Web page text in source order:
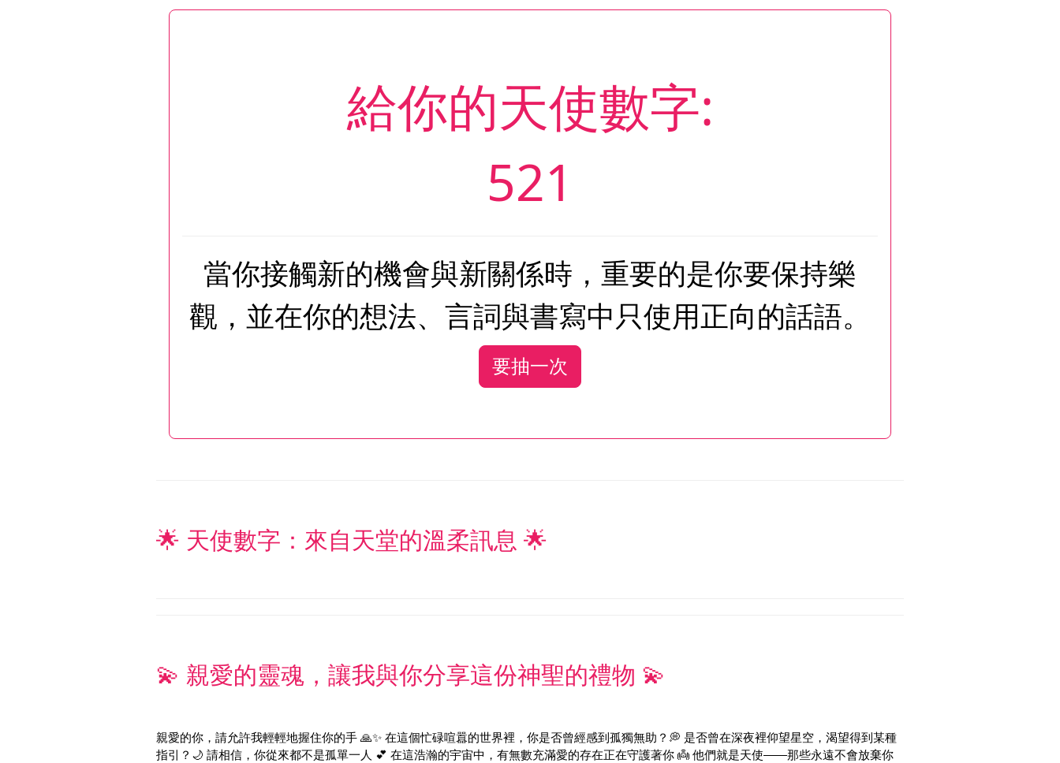
給你的天使數字:
521
當你接觸新的機會與新關係時，重要的是你要保持樂
觀，並在你的想法、言詞與書寫中只使用正向的話語。
要抽一次
🌟 天使數字：來自天堂的溫柔訊息 🌟
💫 親愛的靈魂，讓我與你分享這份神聖的禮物 💫
親愛的你，請允許我輕輕地握住你的手 🙏✨ 在這個忙碌喧囂的世界裡，你是否曾經感到孤獨無助？💭 是否曾在深夜裡仰望星空，渴望得到某種
指引？🌙 請相信，你從來都不是孤單一人 💕 在這浩瀚的宇宙中，有無數充滿愛的存在正在守護著你 👼 他們就是天使——那些永遠不會放棄你